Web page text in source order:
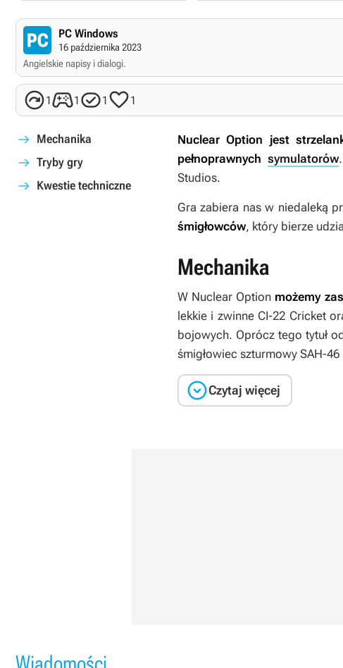
PC Windows
16 października 2023
Angielskie napisy i dialogi.
11 1 1
Mechanika
Tryby gry
Kwestie techniczne
Nuclear Option jest
pełnoprawnychsymulatorów
Studios.
Gra zabiera nas w niedaleką
śmigłowców, który bierze
Mechanika
W Nuclear Option możemy
lekkie i zwinne CI-22 Cricket
bojowych. Oprócz tego tytuł
śmigłowiec szturmowy SAH-46
Czytaj więcej